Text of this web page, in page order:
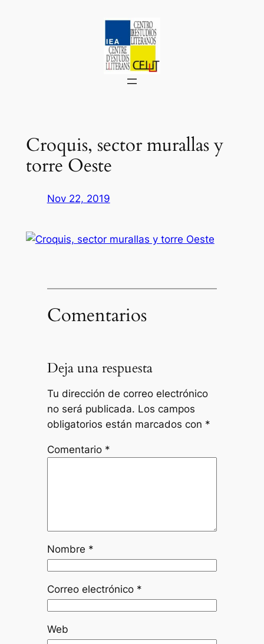
Croquis, sector murallas y
torre Oeste
Nov 22, 2019
Comentarios
Deja una respuesta
Tu dirección de correo electrónico
no será publicada. Los campos
obligatorios están marcados con *
Comentario *
Nombre *
Correo electrónico *
Web